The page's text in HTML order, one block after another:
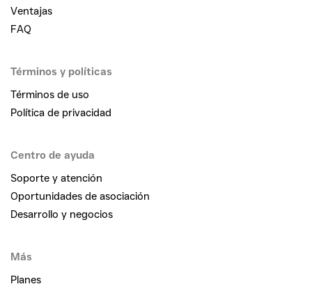
Ventajas
FAQ
Términos y políticas
Términos de uso
Política de privacidad
Centro de ayuda
Soporte y atención
Oportunidades de asociación
Desarrollo y negocios
Más
Planes